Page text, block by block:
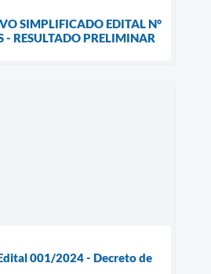
SIMPLIFICADO EDITAL N°
RESULTADO PRELIMINAR
001/2024 - Decreto de